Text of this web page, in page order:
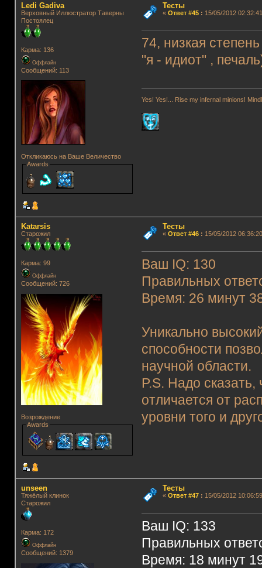
Ledi Gadiva
Верховный Иллюстратор Таверны
Постоялец
Карма: 136
Оффлайн
Сообщений: 113
Откликаюсь на Ваше Величество
Awards
Тесты
« Ответ #45: 15/05/2012
74, низкая
"я - идиот" ,
Yes! Yes!... Rise my infernal minions!
Katarsis
Старожил
Карма: 99
Оффлайн
Сообщений: 726
Возрождение
Awards
Тесты
« Ответ #46: 15/05/2012
Ваш IQ: 130
Правильных
Время: 26 минут
Уникально
способности
научной области.
P.S. Надо
отличается от
уровни того и
unseen
Тяжёлый клинок
Старожил
Карма: 172
Оффлайн
Сообщений: 1379
Тесты
« Ответ #47: 15/05/2012
Ваш IQ: 133
Правильных
Время: 18 минут